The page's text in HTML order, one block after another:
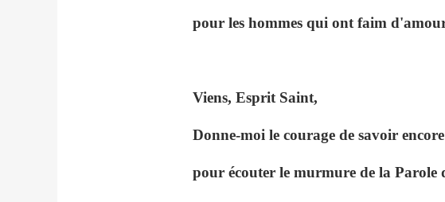
pour les hommes qui ont faim
Viens, Esprit Saint,
Donne-moi le courage de savoir
pour écouter le murmure de la Parole